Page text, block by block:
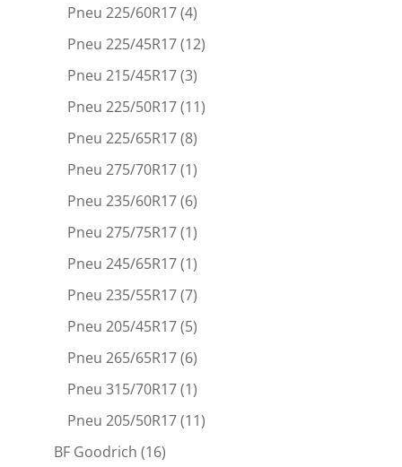
Pneu 225/60R17(4)
Pneu 225/45R17(12)
Pneu 215/45R17(3)
Pneu 225/50R17(11)
Pneu 225/65R17(8)
Pneu 275/70R17(1)
Pneu 235/60R17(6)
Pneu 275/75R17(1)
Pneu 245/65R17(1)
Pneu 235/55R17(7)
Pneu 205/45R17(5)
Pneu 265/65R17(6)
Pneu 315/70R17(1)
Pneu 205/50R17(11)
BF Goodrich (16)